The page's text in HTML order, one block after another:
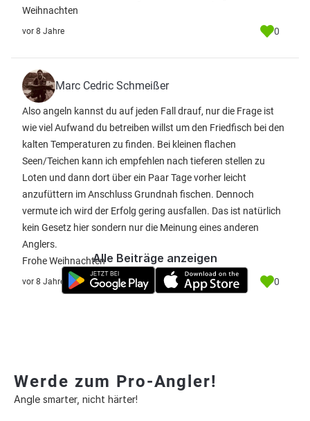
Weihnachten
vor 8 Jahre 0
Marc Cedric Schmeißer
Also angeln kannst du auf jeden Fall drauf, nur die Frage ist
wie viel Aufwand du betreiben willst um den Friedfisch bei den
kalten Temperaturen zu finden. Bei kleinen flachen
Seen/Teichen kann ich empfehlen nach tieferen stellen zu
Loten und dann dort über ein Paar Tage vorher leicht
anzufüttern im Anschluss Grundnah fischen. Dennoch
vermute ich wird der Erfolg gering ausfallen. Das ist natürlich
kein Gesetz hier sondern nur die Meinung eines anderen
Anglers.
Frohe Weihnachten
vor 8 Jahre 0
Alle Beiträge anzeigen
Werde zum Pro-Angler!
Angle smarter, nicht härter!